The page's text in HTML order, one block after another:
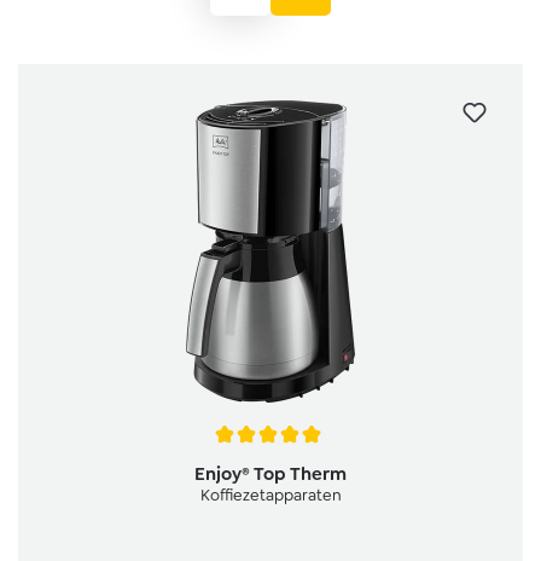
Gemiddelde waardering van 5 van 5 sterren
Enjoy® Top Therm
Koffiezetapparaten